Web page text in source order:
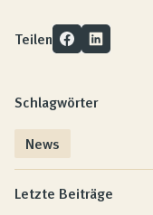
Teilen
Schlagwörter
News
Letzte Beiträge